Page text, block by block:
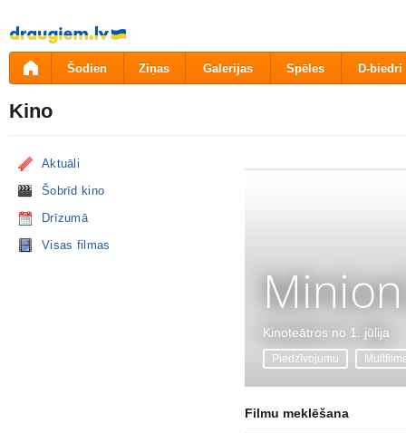
Pāriet
uz
saturu
Šodien Ziņas Galerijas Spēles D-biedri
Kino
Aktuāli
Šobrīd kino
Drīzumā
Visas filmas
Kinoteātros no 1. jūlija
Piedzīvojumu
Filmu meklēšana